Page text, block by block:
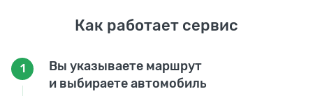
Как работает сервис
1
Вы указываете маршрут
и выбираете автомобиль